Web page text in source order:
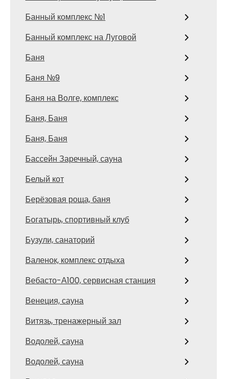
Банный комплекс №1
Банный комплекс на Луговой
Баня
Баня №9
Баня на Волге, комплекс
Баня, Баня
Баня, Баня
Бассейн Заречный, сауна
Белый кот
Берёзовая роща, баня
Богатырь, спортивный клуб
Бузули, санаторий
Валенок, комплекс отдыха
Вебасто-А100, сервисная станция
Венеция, сауна
Витязь, тренажерный зал
Водолей, сауна
Водолей, сауна